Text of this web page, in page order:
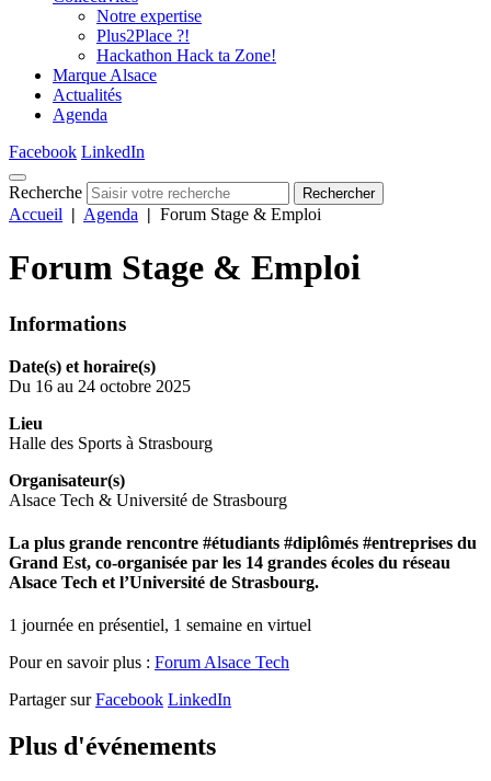
Notre expertise
Plus2Place ?!
Hackathon Hack ta Zone!
Marque Alsace
Actualités
Agenda
Facebook LinkedIn
Recherche Rechercher
Accueil | Agenda | Forum Stage & Emploi
Forum Stage & Emploi
Informations
Date(s) et horaire(s)
Du 16 au 24 octobre 2025
Lieu
Halle des Sports à Strasbourg
Organisateur(s)
Alsace Tech & Université de Strasbourg
La plus grande rencontre #étudiants #diplômés #entreprises du
Grand Est, co-organisée par les 14 grandes écoles du réseau
Alsace Tech et l’Université de Strasbourg.
1 journée en présentiel, 1 semaine en virtuel
Pour en savoir plus : Forum Alsace Tech
Partager sur Facebook LinkedIn
Plus d'événements